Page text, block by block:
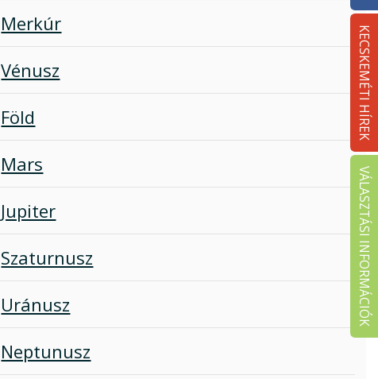
KECSKEMÉTI HÍREK
VÁLASZTÁSI INFORMÁCIÓK
Merkúr
Vénusz
Föld
Mars
Jupiter
Szaturnusz
Uránusz
Neptunusz